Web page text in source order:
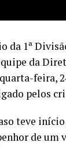
1ª
da
feira,
pelos
teve
de